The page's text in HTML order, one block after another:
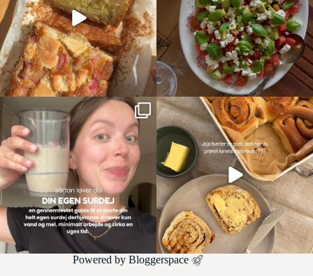
Powered byBloggerspace